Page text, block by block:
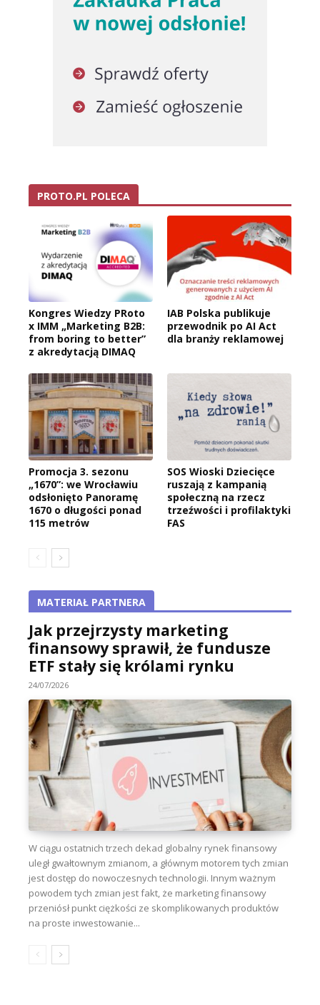
PROTO.PL POLECA
Kongres Wiedzy PRoto
x IMM „Marketing B2B:
from boring to better”
z akredytacją DIMAQ
IAB Polska publikuje
przewodnik po AI Act
dla branży reklamowej
Promocja 3. sezonu
„1670”: we Wrocławiu
odsłonięto Panoramę
1670 o długości ponad
115 metrów
SOS Wioski Dziecięce
ruszają z kampanią
społeczną na rzecz
trzeźwości i profilaktyki
FAS
MATERIAŁ PARTNERA
Jak przejrzysty marketing
finansowy sprawił, że fundusze
ETF stały się królami rynku
24/07/2026
W ciągu ostatnich trzech dekad globalny rynek finansowy
uległ gwałtownym zmianom, a głównym motorem tych zmian
jest dostęp do nowoczesnych technologii. Innym ważnym
powodem tych zmian jest fakt, że marketing finansowy
przeniósł punkt ciężkości ze skomplikowanych produktów
na proste inwestowanie...